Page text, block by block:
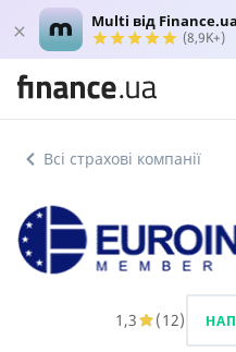
Multi від Finance.ua
(8,9K+)
Всі страхові компанії
1,3 (12)